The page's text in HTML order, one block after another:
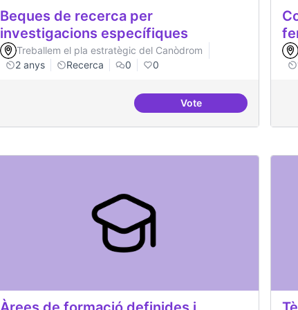
Beques de recerca per
investigacions específiques
Treballem el pla estratègic del Canòdrom
2 anys
Recerca 0 0
VoteBeques de recerca